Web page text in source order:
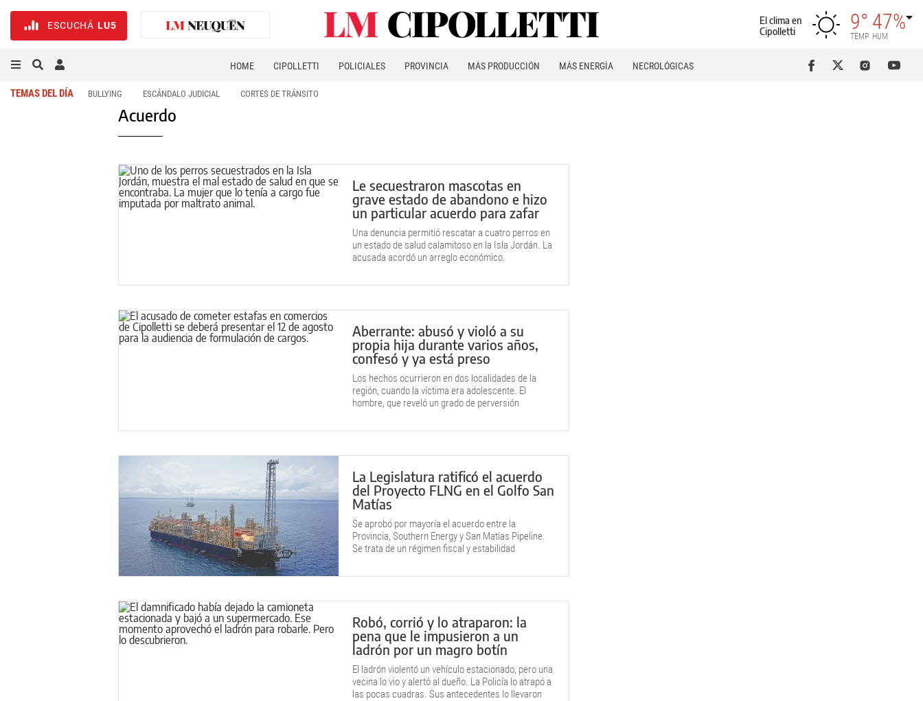
ESCUCHÁ LU5
El clima en
Cipolletti
9°
TEMP
47%
HUM
HOME CIPOLLETTI POLICIALES PROVINCIA MÁS PRODUCCIÓN MÁS ENERGÍA NECROLÓGICAS
TEMAS DEL DÍA BULLYING ESCÁNDALO JUDICIAL CORTES DE TRÁNSITO
Acuerdo
Le secuestraron mascotas en
grave estado de abandono e hizo
un particular acuerdo para zafar
Una denuncia permitió rescatar a cuatro perros en
un estado de salud calamitoso en la Isla Jordán. La
acusada acordó un arreglo económico.
Aberrante: abusó y violó a su
propia hija durante varios años,
confesó y ya está preso
Los hechos ocurrieron en dos localidades de la
región, cuando la víctima era adolescente. El
hombre, que reveló un grado de perversión
condenaron a prisión efectiva.
La Legislatura ratificó el acuerdo
del Proyecto FLNG en el Golfo San
Matías
Se aprobó por mayoría el acuerdo entre la
Provincia, Southern Energy y San Matías Pipeline.
Se trata de un régimen fiscal y estabilidad
(GNL).
Robó, corrió y lo atraparon: la
pena que le impusieron a un
ladrón por un magro botín
El ladrón violentó un vehículo estacionado, pero una
vecina lo vio y alertó al dueño. La Policía lo atrapó a
las pocas cuadras. Sus antecedentes lo llevaron